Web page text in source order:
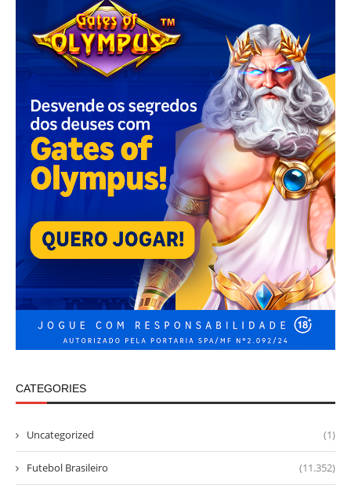
CATEGORIES
Uncategorized (1)
Futebol Brasileiro (11.352)